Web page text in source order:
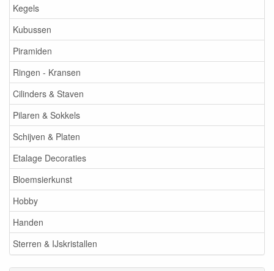
Kegels
Kubussen
Piramiden
Ringen - Kransen
Cilinders & Staven
Pilaren & Sokkels
Schijven & Platen
Etalage Decoraties
Bloemsierkunst
Hobby
Handen
Sterren & IJskristallen